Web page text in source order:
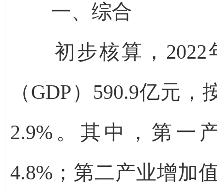
一、综合
初步核算，2022
（GDP）590.9亿元
2.9%。其中，第一
4.8%；第二产业增加